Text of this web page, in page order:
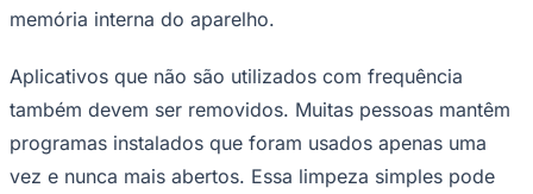
memória interna do aparelho.
Aplicativos que não são utilizados com frequência
também devem ser removidos. Muitas pessoas mantêm
programas instalados que foram usados apenas uma
vez e nunca mais abertos. Essa limpeza simples pode